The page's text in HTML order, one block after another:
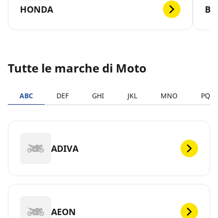
HONDA
Tutte le marche di Moto
ABC DEF GHI JKL MNO PQRS
ADIVA
AEON